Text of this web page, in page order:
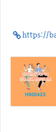
https://